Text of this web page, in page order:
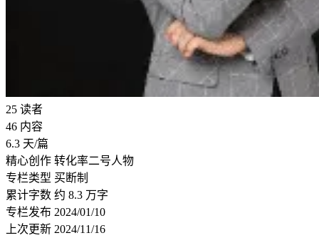
25 读者
46 内容
6.3 天/篇
精心创作 转化率二号人物
专栏类型 买断制
累计字数 约 8.3 万字
专栏发布 2024/01/10
上次更新 2024/11/16